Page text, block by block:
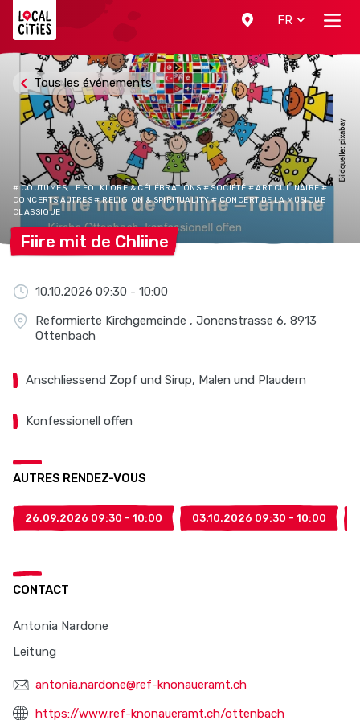
FR
Tous les événements
# COUTUMES, LE FOLKLORE & CÉLÉBRATIONS # SOCIÉTÉ # ART CULINAIRE #
CONCERTS AUTRES # RELIGION & SPIRITUALITY # CONCERT DE LA MUSIQUE
CLASSIQUE
Fiire mit de Chliine
10.10.2026 09:30 - 10:00
Reformierte Kirchgemeinde , Jonenstrasse 6, 8913
Ottenbach
Anschliessend Zopf und Sirup, Malen und Plaudern
Konfessionell offen
AUTRES RENDEZ-VOUS
26.09.2026 09:30 - 10:00 03.10.2026 09:30 - 10:00
CONTACT
Antonia Nardone
Leitung
antonia.nardone@ref-knonaueramt.ch
https://www.ref-knonaueramt.ch/ottenbach